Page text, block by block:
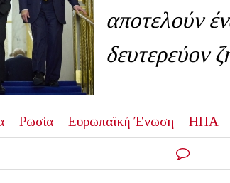
αποτελούν
δευτερεύον
Ρωσία Ευρωπαϊκή Ένωση ΗΠΑ